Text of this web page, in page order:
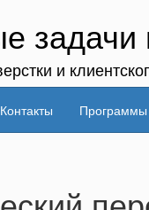
задачи
и
Контакты Программы